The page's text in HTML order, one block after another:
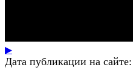
▶
Дата публикации на сайте: